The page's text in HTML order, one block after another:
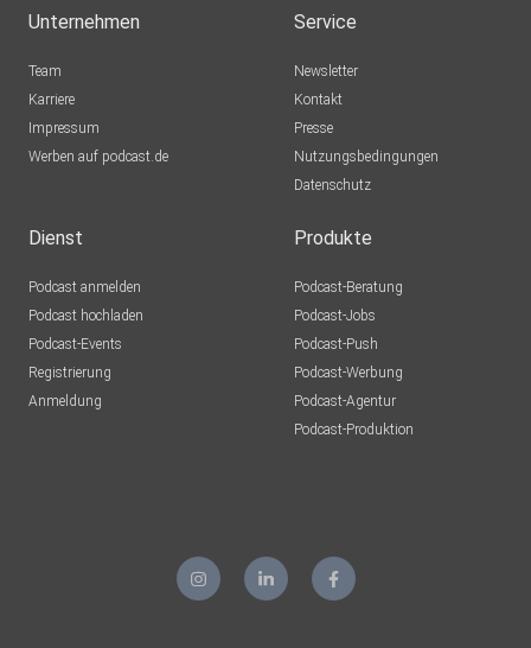
Unternehmen
Team
Karriere
Impressum
Werben auf podcast.de
Service
Newsletter
Kontakt
Presse
Nutzungsbedingungen
Datenschutz
Dienst
Podcast anmelden
Podcast hochladen
Podcast-Events
Registrierung
Anmeldung
Produkte
Podcast-Beratung
Podcast-Jobs
Podcast-Push
Podcast-Werbung
Podcast-Agentur
Podcast-Produktion